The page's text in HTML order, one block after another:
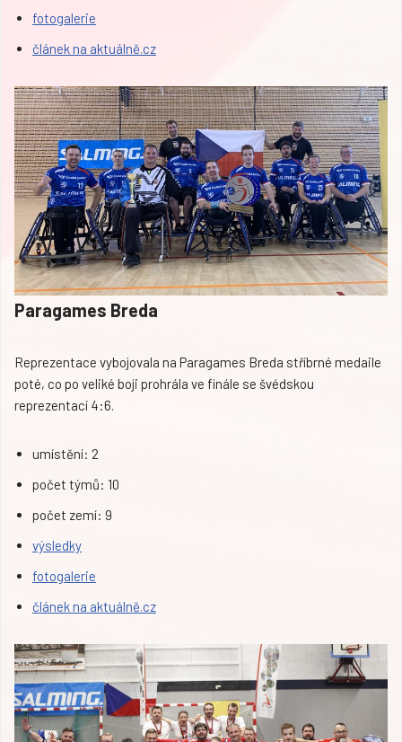
fotogalerie
článek na aktuálně.cz
Paragames Breda
Reprezentace vybojovala na Paragames Breda stříbrné medaile
poté, co po veliké boji prohrála ve finále se švédskou
reprezentací 4:6.
umístění: 2
počet týmů: 10
počet zemí: 9
výsledky
fotogalerie
článek na aktuálně.cz